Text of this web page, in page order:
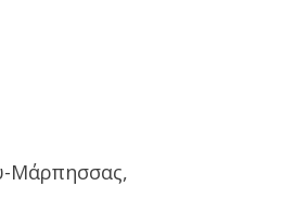
Μάρπησσας,